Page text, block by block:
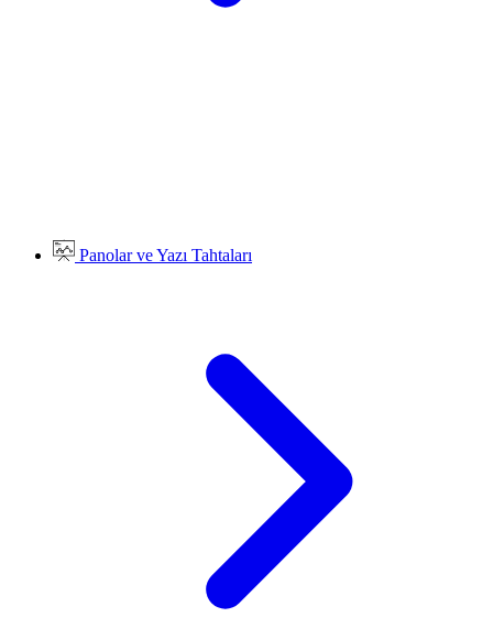
Panolar ve Yazı Tahtaları